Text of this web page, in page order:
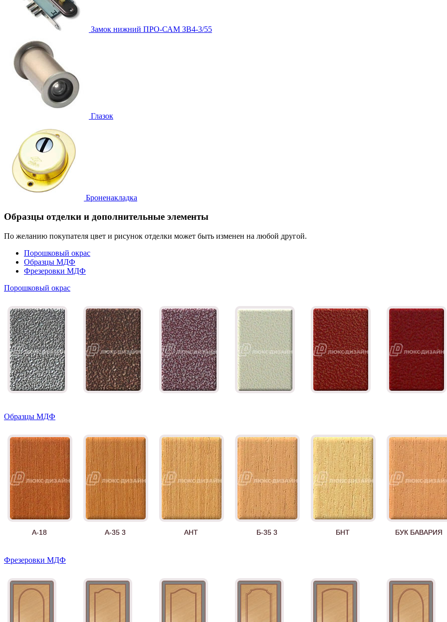
Замок нижний ПРО-САМ ЗВ4-3/55
Глазок
Броненакладка
Образцы отделки и дополнительные элементы
По желанию покупателя цвет и рисунок отделки может быть изменен на любой другой.
Порошковый окрас
Образцы МДФ
Фрезеровки МДФ
Порошковый окрас
Образцы МДФ
А-18 А-35 3 АНТ Б-35 3 БНТ БУК БАВАРИЯ
Фрезеровки МДФ